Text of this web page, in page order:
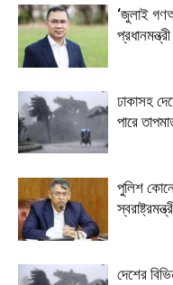
‘জুলাই
প্রধানমন্ত্রী
ঢাকাসহ
পারে
পুলিশ কোনো
দেশের